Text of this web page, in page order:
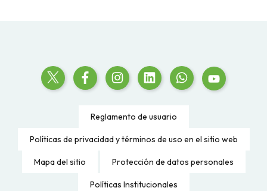
Reglamento de usuario
Políticas de privacidad y términos de uso en el sitio web
Mapa del sitio Protección de datos personales
Políticas Institucionales